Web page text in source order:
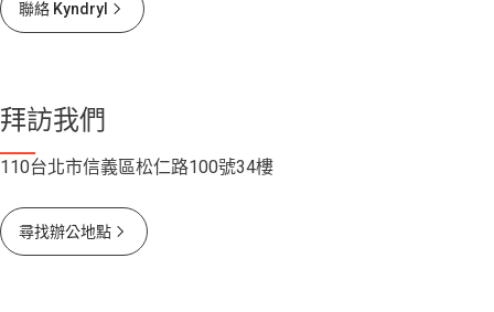
聯絡 Kyndryl
拜訪我們
110台北市信義區松仁路100號34樓
尋找辦公地點